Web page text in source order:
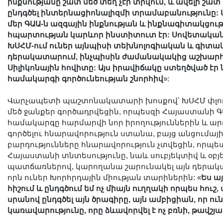
ինքնությանը շատ մեծ տեղ չէր տրվում, և ավելի շատ
ընդգծել ինտերնացիոնալիզմի տրամաբանությունը:
մեր ԳԱԱ-ն ազգային ինքնության և
հպարտության կարևոր ինստիտուտ էր:
ԽՍՀՄ-ում ուներ այնպիսի տեխնոլոգիական և
դերակատարում, ինչպիսին ժամանակակից
Սիլիկոնային հովիտը: Այս իրավիճակը ստեղծված
համակարգի գործունեության շնորհիվ»:
Վարչապետի պաշտոնակատարի խոսքով՝ ԽՍՀՄ
մեծ ջանքեր գործադրվեցին, որպեսզի Հայաստանի
համակարգը հարմարվի նոր իրողություններին և
գործելու հնարավորություն ստանա, բայց
բարդությունները հնարավորություն չտվեցին,
Հայաստանի տնտեսությունը, նաև սուբյեկտիվ և
պատճառներով, կարողանա շարունակել այն
որն ուներ Խորհրդային միության տարիներին: «Ես
հիշում և ընդգծում եմ ոչ միայն ուղղակի որպես հուշ,
սրանով ընդգծել այն ծրագիրը, այն ամբիցիան, որ
կառավարությունը, որը ձևավորվել է ոչ բռնի, թավշյա